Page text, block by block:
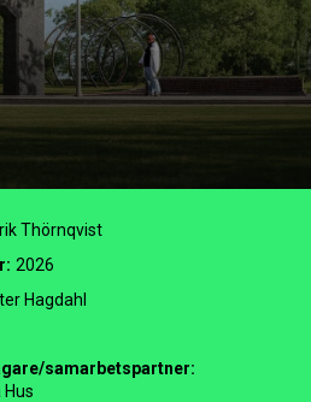
Thörnqvist
2026
Hagdahl
samarbetspartner: